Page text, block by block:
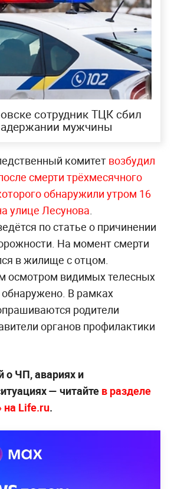
сотрудник ТЦК сбил
мужчины
комитет возбудил
смерти трёхмесячного
обнаружили утром 16
улице Лесунова.
по статье о причинении
На момент смерти
в жилище с отцом.
осмотром видимых телесных
В рамках
родители
органов профилактики
о ЧП, авариях и
— читайте в разделе
на Life.ru.